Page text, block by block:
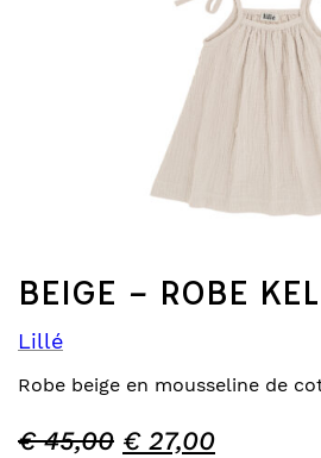
BEIGE – ROBE
Lillé
Robe beige en mousseline de
€45,00 €27,00